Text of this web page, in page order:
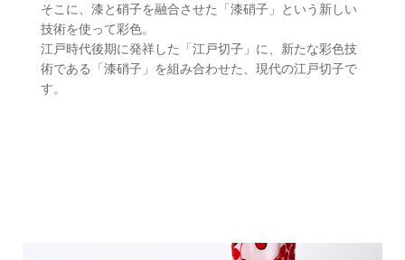
そこに、漆と硝子を融合させた「漆硝子」という新しい
技術を使って彩色。
江戸時代後期に発祥した「江戸切子」に、新たな彩色技
術である「漆硝子」を組み合わせた、現代の江戸切子で
す。